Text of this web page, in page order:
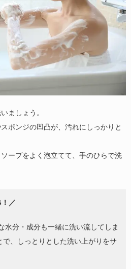
ましょう。
ポンジの凹凸が、汚れにしっかりと
ープをよく泡立てて、手のひらで洗
／
水分・成分も一緒に洗い流してしま
で、しっとりとした洗い上がりをサ